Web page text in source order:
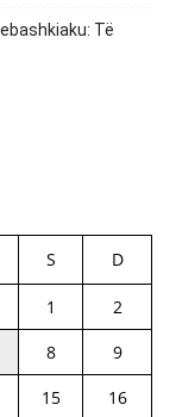
Të
S D
1
2
8
9
15
16